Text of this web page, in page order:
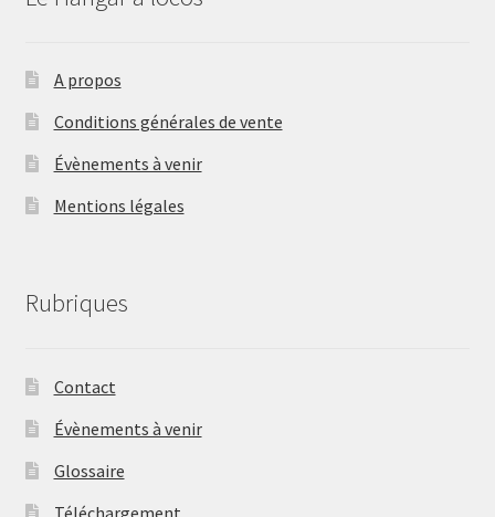
A propos
Conditions générales de vente
Évènements à venir
Mentions légales
Rubriques
Contact
Évènements à venir
Glossaire
Téléchargement